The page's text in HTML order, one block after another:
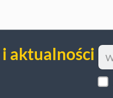
aktualności